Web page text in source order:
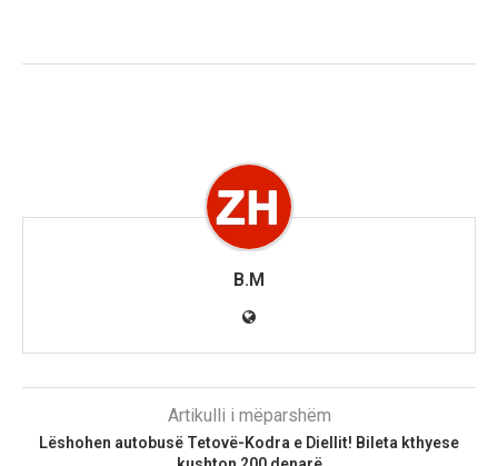
B.M
Artikulli i mëparshëm
Lëshohen autobusë Tetovë-Kodra e Diellit! Bileta kthyese